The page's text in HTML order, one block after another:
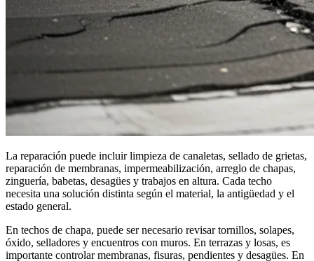
La reparación puede incluir limpieza de canaletas, sellado de grietas,
reparación de membranas, impermeabilización, arreglo de chapas,
zinguería, babetas, desagües y trabajos en altura. Cada techo
necesita una solución distinta según el material, la antigüedad y el
estado general.
En techos de chapa, puede ser necesario revisar tornillos, solapes,
óxido, selladores y encuentros con muros. En terrazas y losas, es
importante controlar membranas, fisuras, pendientes y desagües. En